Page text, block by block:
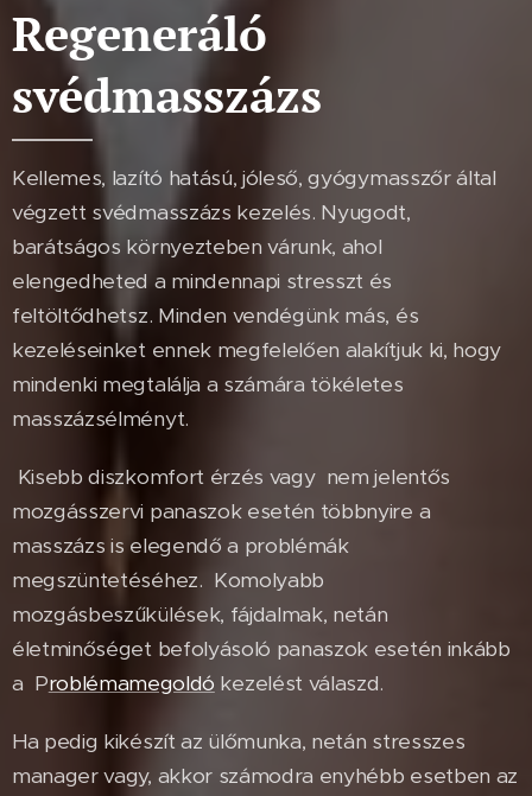
Regeneráló
svédmasszázs
Kellemes, lazító hatású, jóleső, gyógymasszőr által
végzett svédmasszázs kezelés. Nyugodt,
barátságos környezteben várunk, ahol
elengedheted a mindennapi stresszt és
feltöltődhetsz. Minden vendégünk más, és
kezeléseinket ennek megfelelően alakítjuk ki, hogy
mindenki megtalálja a számára tökéletes
masszázsélményt.
Kisebb diszkomfort érzés vagy nem jelentős
mozgásszervi panaszok esetén többnyire a
masszázs is elegendő a problémák
megszüntetéséhez. Komolyabb
mozgásbeszűkülések, fájdalmak, netán
életminőséget befolyásoló panaszok esetén inkább
a Problémamegoldó kezelést válaszd.
Ha pedig kikészít az ülőmunka, netán stresszes
manager vagy, akkor számodra enyhébb esetben az